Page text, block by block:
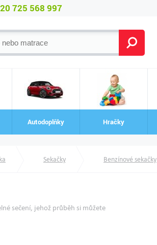
725 568 997
Autodoplňky Hračky
Sekačky Benzínové sekačky
sečení, jehož průběh si můžete